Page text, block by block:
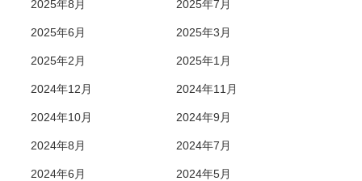
2025年8月 2025年7月
2025年6月 2025年3月
2025年2月 2025年1月
2024年12月 2024年11月
2024年10月 2024年9月
2024年8月 2024年7月
2024年6月 2024年5月